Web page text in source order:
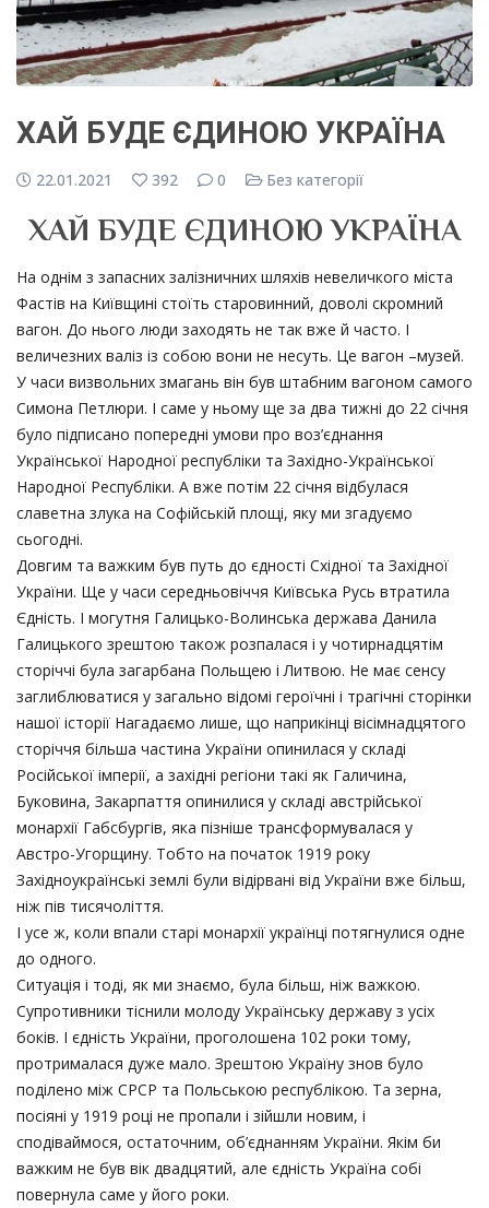
ХАЙ БУДЕ ЄДИНОЮ УКРАЇНА
22.01.2021 392 0 Без категорії
ХАЙ БУДЕ ЄДИНОЮ УКРАЇНА
На однім з запасних залізничних шляхів невеличкого міста
Фастів на Київщині стоїть старовинний, доволі скромний
вагон. До нього люди заходять не так вже й часто. І
величезних валіз із собою вони не несуть. Це вагон –музей.
У часи визвольних змагань він був штабним вагоном самого
Симона Петлюри. І саме у ньому ще за два тижні до 22 січня
було підписано попередні умови про воз’єднання
Української Народної республіки та Західно-Української
Народної Республіки. А вже потім 22 січня відбулася
славетна злука на Софійській площі, яку ми згадуємо
сьогодні.
Довгим та важким був путь до єдності Східної та Західної
України. Ще у часи середньовіччя Київська Русь втратила
Єдність. І могутня Галицько-Волинська держава Данила
Галицького зрештою також розпалася і у чотирнадцятім
сторіччі була загарбана Польщею і Литвою. Не має сенсу
заглиблюватися у загально відомі героїчні і трагічні сторінки
нашої історії Нагадаємо лише, що наприкінці вісімнадцятого
сторіччя більша частина України опинилася у складі
Російської імперії, а західні регіони такі як Галичина,
Буковина, Закарпаття опинилися у складі австрійської
монархії Габсбургів, яка пізніше трансформувалася у
Австро-Угорщину. Тобто на початок 1919 року
Західноукраїнські землі були відірвані від України вже більш,
ніж пів тисячоліття.
І усе ж, коли впали старі монархії українці потягнулися одне
до одного.
Ситуація і тоді, як ми знаємо, була більш, ніж важкою.
Супротивники тіснили молоду Українську державу з усіх
боків. І єдність України, проголошена 102 роки тому,
протрималася дуже мало. Зрештою Україну знов було
поділено між СРСР та Польською республікою. Та зерна,
посіяні у 1919 році не пропали і зійшли новим, і
сподіваймося, остаточним, об’єднанням України. Якім би
важким не був вік двадцятий, але єдність Україна собі
повернула саме у його роки.